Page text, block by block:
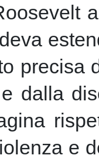
precisa
dalla
e